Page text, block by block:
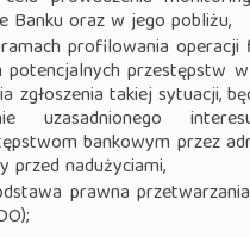
Banku oraz w jego pobliżu,
profilowania operacji
potencjalnych przestępstw
zgłoszenia takiej sytuacji,
uzasadnionego
bankowym przez
przed nadużyciami,
prawna